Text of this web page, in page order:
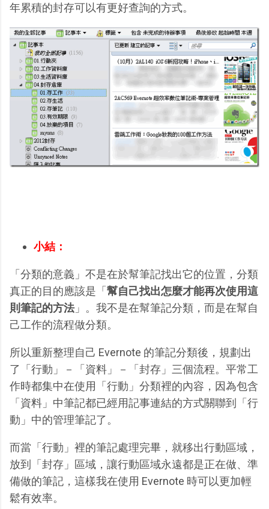
年累積的封存可以有更好查詢的方式。
小結：
「分類的意義」不是在於幫筆記找出它的位置，分類
真正的目的應該是「 幫自己找出怎麼才能再次使用這
則筆記的方法」。我不是在幫筆記分類，而是在幫自
己工作的流程做分類。
所以重新整理自己 Evernote 的筆記分類後，規劃出
了「行動」－「資料」－「封存」三個流程。平常工
作時都集中在使用「行動」分類裡的內容，因為包含
「資料」中筆記都已經用記事連結的方式關聯到「行
動」中的管理筆記了。
而當「行動」裡的筆記處理完畢，就移出行動區域，
放到「封存」區域，讓行動區域永遠都是正在做、準
備做的筆記，這樣我在使用 Evernote 時可以更加輕
鬆有效率。